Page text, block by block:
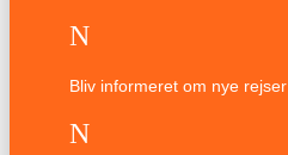
N
Bliv informeret om nye rejser
N